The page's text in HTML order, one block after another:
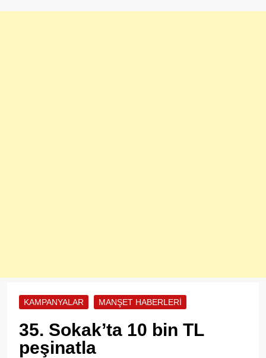
KAMPANYALAR MANŞET HABERLERI
35. Sokak’ta 10 bin TL
peşinatla